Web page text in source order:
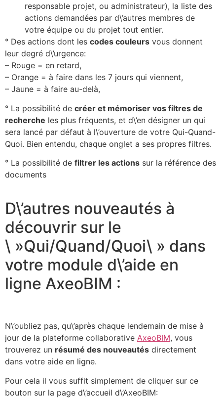
responsable projet, ou administrateur), la liste des
actions demandées par d\’autres membres de
votre équipe ou du projet tout entier.
° Des actions dont les codes couleurs vous donnent
leur degré d\’urgence:
– Rouge = en retard,
– Orange = à faire dans les 7 jours qui viennent,
– Jaune = à faire au-delà,
° La possibilité de créer et mémoriser vos filtres de
recherche les plus fréquents, et d\’en désigner un qui
sera lancé par défaut à l\’ouverture de votre Qui-Quand-
Quoi. Bien entendu, chaque onglet a ses propres filtres.
° La possibilité de filtrer les actions sur la référence des
documents
D\’autres nouveautés à
découvrir sur le
\ »Qui/Quand/Quoi\ » dans
votre module d\’aide en
ligne AxeoBIM :
N\’oubliez pas, qu\’après chaque lendemain de mise à
jour de la plateforme collaborative AxeoBIM, vous
trouverez un résumé des nouveautés directement
dans votre aide en ligne.
Pour cela il vous suffit simplement de cliquer sur ce
bouton sur la page d\’accueil d\’AxeoBIM: